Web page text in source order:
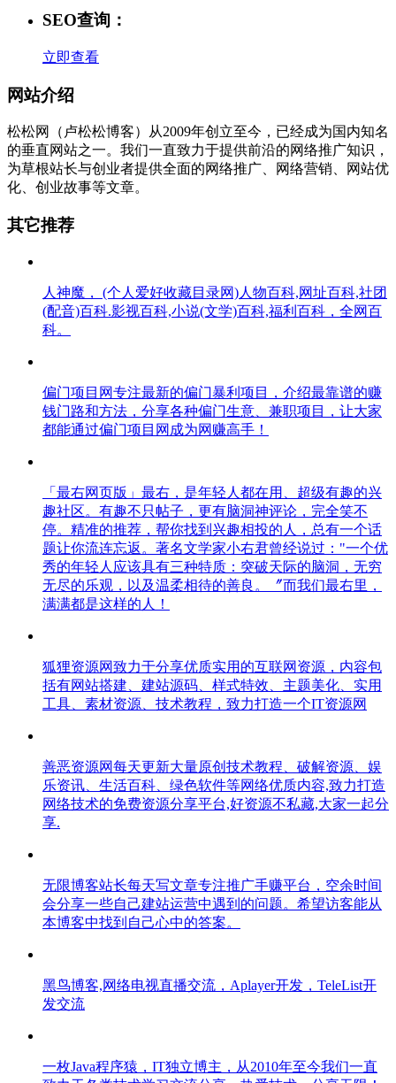
SEO查询：
立即查看
网站介绍
松松网（卢松松博客）从2009年创立至今，已经成为国内知名
的垂直网站之一。我们一直致力于提供前沿的网络推广知识，
为草根站长与创业者提供全面的网络推广、网络营销、网站优
化、创业故事等文章。
其它推荐
人神魔， (个人爱好收藏目录网)人物百科,网址百科,社团
(配音)百科.影视百科,小说(文学)百科,福利百科，全网百
科。
偏门项目网专注最新的偏门暴利项目，介绍最靠谱的赚
钱门路和方法，分享各种偏门生意、兼职项目，让大家
都能通过偏门项目网成为网赚高手！
「最右网页版」最右，是年轻人都在用、超级有趣的兴
趣社区。有趣不只帖子，更有脑洞神评论，完全笑不
停。精准的推荐，帮你找到兴趣相投的人，总有一个话
题让你流连忘返。著名文学家小右君曾经说过："一个优
秀的年轻人应该具有三种特质：突破天际的脑洞，无穷
无尽的乐观，以及温柔相待的善良。〞而我们最右里，
满满都是这样的人！
狐狸资源网致力于分享优质实用的互联网资源，内容包
括有网站搭建、建站源码、样式特效、主题美化、实用
工具、素材资源、技术教程，致力打造一个IT资源网
善恶资源网每天更新大量原创技术教程、破解资源、娱
乐资讯、生活百科、绿色软件等网络优质内容,致力打造
网络技术的免费资源分享平台,好资源不私藏,大家一起分
享.
无限博客站长每天写文章专注推广手赚平台，空余时间
会分享一些自己建站运营中遇到的问题。希望访客能从
本博客中找到自己心中的答案。
黑鸟博客,网络电视直播交流，Aplayer开发，TeleList开
发交流
一枚Java程序猿，IT独立博主，从2010年至今我们一直